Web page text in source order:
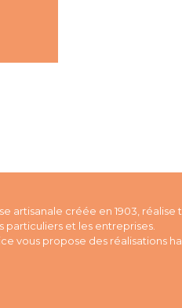
artisanale créée en 1903, réalise
particuliers et les entreprises.
vous propose des réalisations